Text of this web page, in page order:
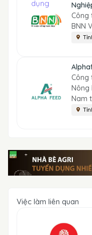
Công
BNN
Công
Nông
Nam
Việc làm liên quan